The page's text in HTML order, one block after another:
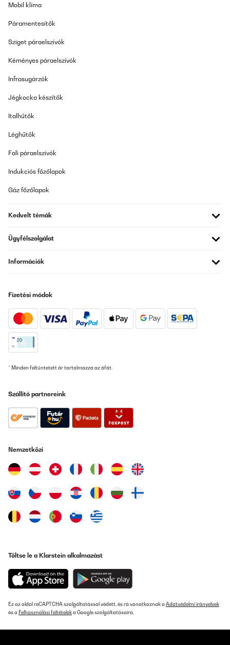
Mobil klíma
Páramentesítők
Sziget páraelszívók
Kéményes páraelszívók
Infrasugárzók
Jégkocka készítők
Italhűtők
Léghűtők
Fali páraelszívók
Indukciós főzőlapok
Gáz főzőlapok
Kedvelt témák
Ügyfélszolgálat
Információk
Fizetési módok
* Minden feltüntetett ár tartalmazza az áfát.
Szállító partnereink
Nemzetközi
Töltse le a Klarstein alkalmazást
Ez az oldal reCAPTCHA szolgáltatással védett, és rá vonatkoznak a Adatvédelmi irányelvek
és a Felhasználási feltételeka Google szolgáltatásaira.